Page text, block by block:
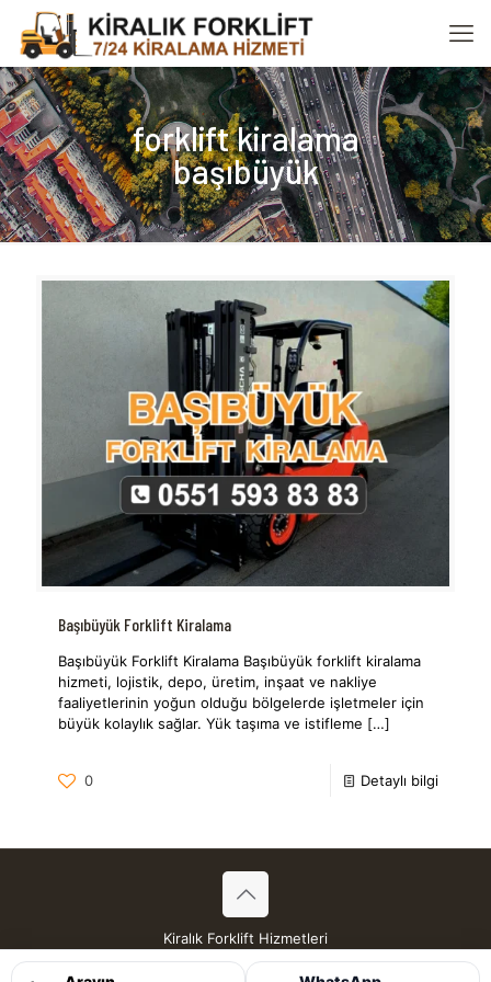
forklift kiralama
başıbüyük
Başıbüyük Forklift Kiralama
Başıbüyük Forklift Kiralama Başıbüyük forklift kiralama
hizmeti, lojistik, depo, üretim, inşaat ve nakliye
faaliyetlerinin yoğun olduğu bölgelerde işletmeler için
büyük kolaylık sağlar. Yük taşıma ve istifleme […]
0 Detaylı bilgi
Kiralık Forklift Hizmetleri
Tüm Hakları Saklıdır © 2026